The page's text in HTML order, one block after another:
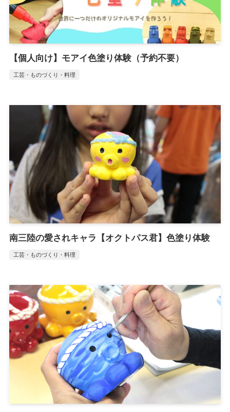
【個人向け】モアイ色塗り体験（予約不要）
工芸・ものづくり・料理
南三陸の愛されキャラ【オクトパス君】色塗り体験
工芸・ものづくり・料理